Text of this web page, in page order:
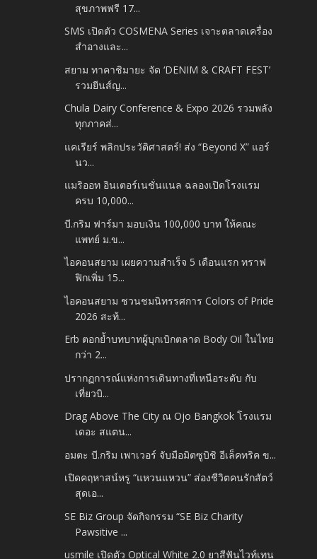
สุขภาพฟรี 17...
SMS เปิดตัว COSMENA Series เจาะตลาดเครื่อง
สำอางและ...
สยาม ทาคาชิมายะ จัด ‘DENIM & CRAFT FEST’
รวมยีนส์ญ...
Chula Dairy Conference & Expo 2026 รวมพลัง
ทุกภาคส่...
แคเรียร์ พลิกประวัติศาสตร์! ส่ง “Beyond X” แอร์
นว...
แมริออท อินเตอร์เนชั่นแนล ฉลองเปิดโรงแรม
ครบ 10,000...
บี.กริม ฟาร์มา มอบเงิน 100,000 บาท ให้คณะ
แพทย์ ม.ข...
ไอคอนสยาม เผยความสำเร็จ 5 เดือนแรก ทราฟ
ฟิกเพิ่ม 15...
ไอคอนสยาม ชวนชมนิทรรศการ Colors of Pride
2026 สะท้...
Erb ตอกย้ำบทบาทผู้บุกเบิกตลาด Body Oil ในไทย
กว่า 2...
ปรากฏการณ์แห่งการเดินทางที่เหนือระดับ กับ
เที่ยวบิ...
Drag Above The City ณ Ojo Bangkok โรงแรม
เดอะ สแตน...
อมตะ บี.กริม เพาเวอร์ จับมือมิตซูบิชิ อีเล็คทริค ข...
เปิดคฤหาสน์หรู “แหวนแหวน” ส่องชีวิตคนรักสัตว์
สุดเอ...
SE Biz Group จัดกิจกรรม “SE Biz Charity
Pawsitive ...
usmile เปิดตัว Optical White 2.0 ยาสีฟันไวท์เทน